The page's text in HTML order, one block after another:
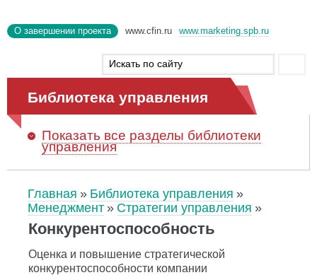
О завершении проекта www.cfin.ru www.marketing.spb.ru
Библиотека управления
Показать все разделы библиотеки
управления
Главная
Библиотека управления
Менеджмент
Стратегии управления
Конкурентоспособность
Оценка и повышение стратегической
конкурентоспособности компании